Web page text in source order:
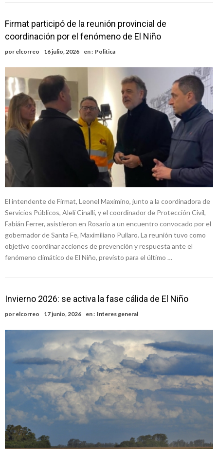
Firmat participó de la reunión provincial de
coordinación por el fenómeno de El Niño
por elcorreo 16 julio, 2026 en : Politica
El intendente de Firmat, Leonel Maximino, junto a la coordinadora de
Servicios Públicos, Alelí Cinalli, y el coordinador de Protección Civil,
Fabián Ferrer, asistieron en Rosario a un encuentro convocado por el
gobernador de Santa Fe, Maximiliano Pullaro. La reunión tuvo como
objetivo coordinar acciones de prevención y respuesta ante el
fenómeno climático de El Niño, previsto para el último …
Invierno 2026: se activa la fase cálida de El Niño
por elcorreo 17 junio, 2026 en : Interes general